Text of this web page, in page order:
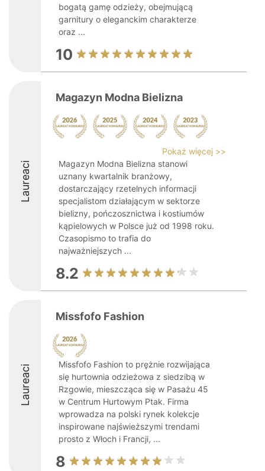
bogatą gamę odzieży, obejmującą
garnitury o eleganckim charakterze
oraz ...
10
Laureaci
Magazyn Modna Bielizna
Pokaż więcej >>
Magazyn Modna Bielizna stanowi
uznany kwartalnik branżowy,
dostarczający rzetelnych informacji
specjalistom działającym w sektorze
bielizny, pończosznictwa i kostiumów
kąpielowych w Polsce już od 1998 roku.
Czasopismo to trafia do
najważniejszych ...
8.2
Laureaci
Missfofo Fashion
Missfofo Fashion to prężnie rozwijająca
się hurtownia odzieżowa z siedzibą w
Rzgowie, mieszcząca się w Pasażu 45
w Centrum Hurtowym Ptak. Firma
wprowadza na polski rynek kolekcje
inspirowane najświeższymi trendami
prosto z Włoch i Francji, ...
8